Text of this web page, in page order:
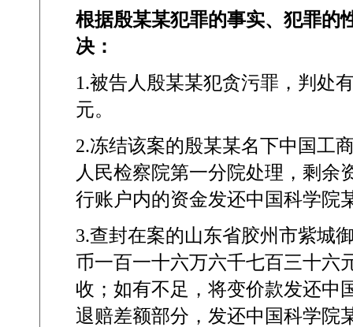
根据殷某某犯罪的事实、犯罪的
决：
1.被告人殷某某犯贪污罪，判处
元。
2.冻结该案的殷某某名下中国工
人民检察院第一分院处理，剩余
行账户内的资金发还中国科学院
3.查封在案的山东省胶州市紫城
币一百一十六万六千七百三十六
收；如有不足，将变价款发还中
退赔差额部分，发还中国科学院